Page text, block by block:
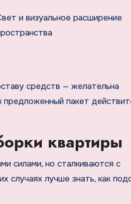
и визуальное расширение
средств — желательна
предложенный пакет
квартиры
силами, но сталкиваются с
случаях лучше знать, как